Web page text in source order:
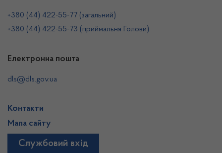
+380 (44) 422-55-77 (загальний)
+380 (44) 422-55-73 (приймальня Голови)
Електронна пошта
dls@dls.gov.ua
Контакти
Мапа сайту
Службовий вхід